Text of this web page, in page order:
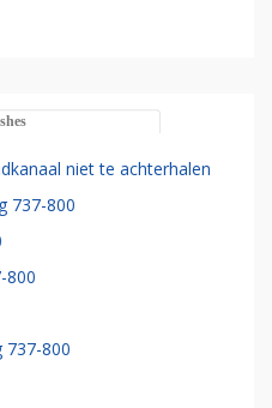
niet te achterhalen
737-800
800
737-800